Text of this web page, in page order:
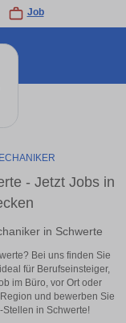
Job
- Jetzt Jobs in
in Schwerte
Bei uns finden Sie
für Berufseinsteiger,
im Büro, vor Ort oder
und bewerben Sie
in Schwerte!